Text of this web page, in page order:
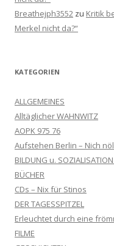
Breathejph3552 zu Kritik
Merkel nicht da?“
KATEGORIEN
ALLGEMEINES
Alltäglicher WAHNWITZ
AOPK 975 76
Aufstehen Berlin – Nich
BILDUNG u.
BÜCHER
CDs – Nix für Stinos
DER TAGESSPITZEL
Erleuchtet durch eine
FILME